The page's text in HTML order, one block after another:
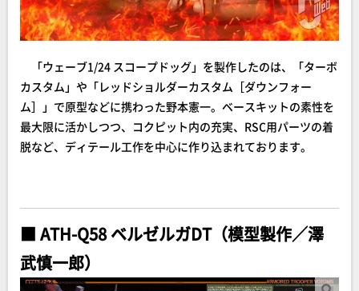
「ウェーブ1/24 スコープドッグ」を製作したのは、「ターボ
カスタム」や「レッドショルダーカスタム［ダウンフォー
ム］」で原型などに携わった野本憲一。ベースキットの素性を
最大限に活かしつつ、コクピット内の充実、RSC用パーツの着
脱など、ディテール工作を中心に作り込まれております。
■ ATH-Q58 ベルゼルガDT（模型製作／澤
武慎一郎）